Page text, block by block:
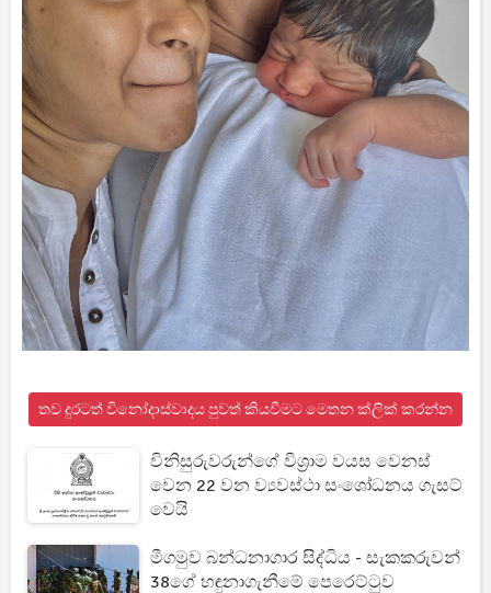
තව දුරටත් විනෝදාස්වාදය පුවත් කියවීමට මෙතන ක්ලික් කරන්න
විනිසුරුවරුන්ගේ විශ්‍රාම වයස වෙනස්
වෙන 22 වන ව්‍යවස්ථා සංශෝධනය ගැසට්
වෙයි
මීගමුව බන්ධනාගාර සිද්ධිය - සැකකරුවන්
38ගේ හඳුනාගැනීමේ පෙරෙට්ටුව